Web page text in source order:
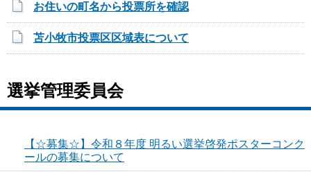
お住いの町名から投票所を確認
苫小牧市投票区区域表について
選挙管理委員会
【☆募集☆】令和８年度 明るい選挙啓発ポスターコンク
ールの募集について